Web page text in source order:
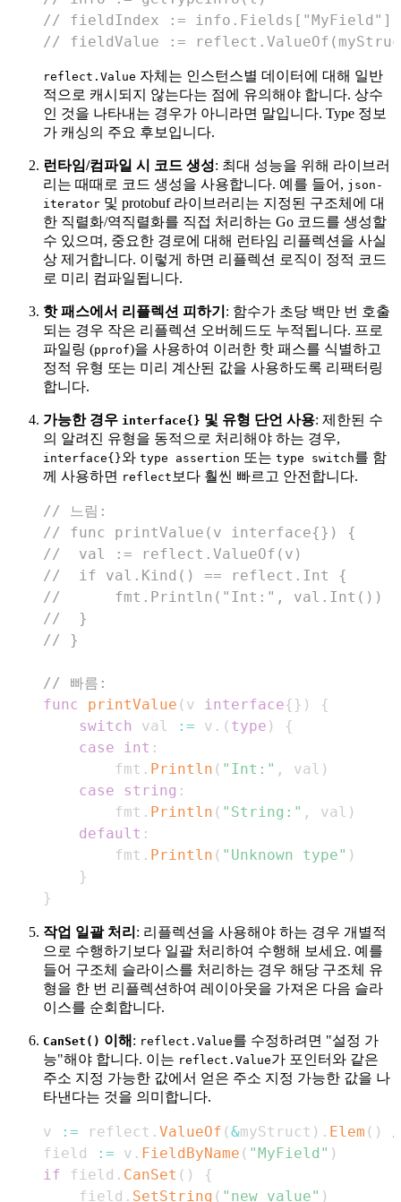
// fieldIndex := info.Fields["MyField"]
// fieldValue :=
reflect.Value 자체는 인스턴스별 데이터에 대해 일반
적으로 캐시되지 않는다는 점에 유의해야 합니다. 상수
인 것을 나타내는 경우가 아니라면 말입니다. Type 정보
가 캐싱의 주요 후보입니다.
런타임/컴파일 시 코드 생성: 최대 성능을 위해 라이브러
리는 때때로 코드 생성을 사용합니다. 예를 들어, json-
iterator 및 protobuf 라이브러리는 지정된 구조체에 대
한 직렬화/역직렬화를 직접 처리하는 Go 코드를 생성할
수 있으며, 중요한 경로에 대해 런타임 리플렉션을 사실
상 제거합니다. 이렇게 하면 리플렉션 로직이 정적 코드
로 미리 컴파일됩니다.
핫 패스에서 리플렉션 피하기 : 함수가 초당 백만 번 호출
되는 경우 작은 리플렉션 오버헤드도 누적됩니다. 프로
파일링 (pprof)을 사용하여 이러한 핫 패스를 식별하고
정적 유형 또는 미리 계산된 값을 사용하도록 리팩터링
합니다.
가능한 경우 interface{} 및 유형 단언 사용: 제한된 수
의 알려진 유형을 동적으로 처리해야 하는 경우,
interface{}와 type assertion 또는 type switch를 함
께 사용하면 reflect 보다 훨씬 빠르고 안전합니다.
// 느림:
// func printValue(v interface{}) {
// 	val := reflect.ValueOf(v)
// 	if val.Kind() == reflect.Int {
// 		fmt.Println("Int:", val.Int())
// 	}
// }
// 빠름:
func
printValue ( v interface{ } )
{
switch
val := v . ( type )
{
case
int :
		fmt
. Println ( "Int:" , val )
case
string :
		fmt
. Println ( "String:" , val )
default :
		fmt
. Println ( "Unknown type" )
}
}
작업 일괄 처리 : 리플렉션을 사용해야 하는 경우 개별적
으로 수행하기보다 일괄 처리하여 수행해 보세요. 예를
들어 구조체 슬라이스를 처리하는 경우 해당 구조체 유
형을 한 번 리플렉션하여 레이아웃을 가져온 다음 슬라
이스를 순회합니다.
CanSet() 이해 : reflect.Value를 수정하려면 "설정 가
능"해야 합니다. 이는 reflect.Value가 포인터와 같은
주소 지정 가능한 값에서 얻은 주소 지정 가능한 값을 나
타낸다는 것을 의미합니다.
v := reflect . ValueOf (&myStruct ) . Elem ( )
field
:= v . FieldByName ( "MyField" )
if field . CanSet ( )
{
	field
. SetString ( "new value" )